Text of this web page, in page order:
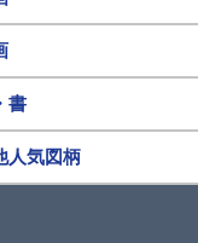
書
人気図柄